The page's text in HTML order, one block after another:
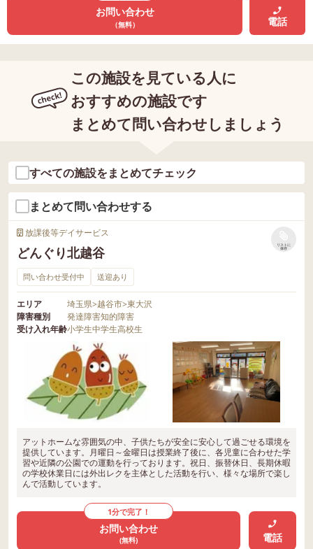
お問い合わせ
（無料） 電話
この施設を見ている人に
おすすめの施設です
まとめて問い合わせしましょう
すべての施設をまとめてチェック
まとめて問い合わせする
放課後等デイサービス
どんぐり北越谷
リストに
保存
問い合わせ受付中 送迎あり
エリア 埼玉県>越谷市>東大沢
障害種別
発達障害知的障害
受け入れ年齢小学生中学生高校生
アットホームな雰囲気の中、子供たちが安全に安心して過ごせる環境を
提供しています。月曜日～金曜日は授業終了後に、各児童に合わせた学
習や近隣の公園での運動を行っております。祝日、振替休日、長期休暇
の学校休業日には外出レクを主体とした活動を行い、様々な場所で楽し
んで活動しています。
1分で完了！
お問い合わせ
(無料) 電話